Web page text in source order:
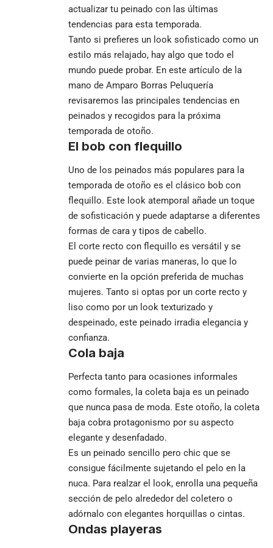
actualizar tu peinado con las últimas
tendencias para esta temporada.
Tanto si prefieres un look sofisticado como un
estilo más relajado, hay algo que todo el
mundo puede probar. En este artículo de la
mano de Amparo Borras Peluquería
revisaremos las principales tendencias en
peinados y recogidos para la próxima
temporada de otoño.
El bob con flequillo
Uno de los peinados más populares para la
temporada de otoño es el clásico bob con
flequillo. Este look atemporal añade un toque
de sofisticación y puede adaptarse a diferentes
formas de cara y tipos de cabello.
El corte recto con flequillo es versátil y se
puede peinar de varias maneras, lo que lo
convierte en la opción preferida de muchas
mujeres. Tanto si optas por un corte recto y
liso como por un look texturizado y
despeinado, este peinado irradia elegancia y
confianza.
Cola baja
Perfecta tanto para ocasiones informales
como formales, la coleta baja es un peinado
que nunca pasa de moda. Este otoño, la coleta
baja cobra protagonismo por su aspecto
elegante y desenfadado.
Es un peinado sencillo pero chic que se
consigue fácilmente sujetando el pelo en la
nuca. Para realzar el look, enrolla una pequeña
sección de pelo alrededor del coletero o
adórnalo con elegantes horquillas o cintas.
Ondas playeras